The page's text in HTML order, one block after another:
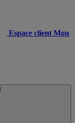
Espace client Mon